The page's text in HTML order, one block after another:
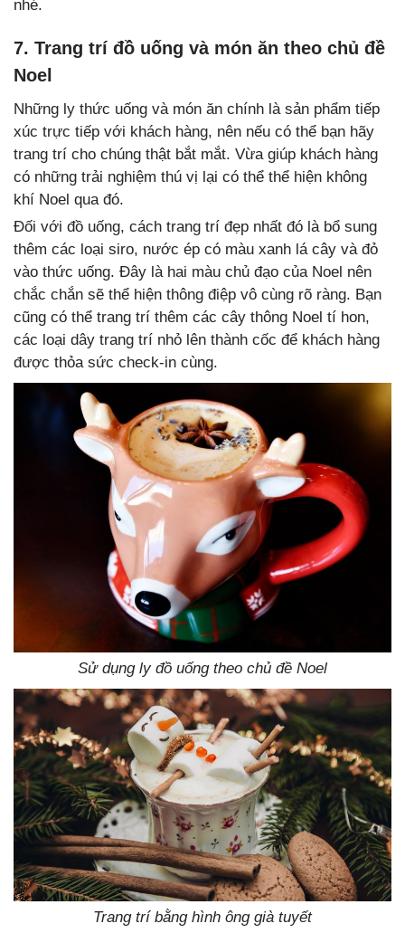
nhé.
7. Trang trí đồ uống và món ăn theo chủ đề
Noel
Những ly thức uống và món ăn chính là sản phẩm tiếp
xúc trực tiếp với khách hàng, nên nếu có thể bạn hãy
trang trí cho chúng thật bắt mắt. Vừa giúp khách hàng
có những trải nghiệm thú vị lại có thể thể hiện không
khí Noel qua đó.
Đối với đồ uống, cách trang trí đẹp nhất đó là bổ sung
thêm các loại siro, nước ép có màu xanh lá cây và đỏ
vào thức uống. Đây là hai màu chủ đạo của Noel nên
chắc chắn sẽ thể hiện thông điệp vô cùng rõ ràng. Bạn
cũng có thể trang trí thêm các cây thông Noel tí hon,
các loại dây trang trí nhỏ lên thành cốc để khách hàng
được thỏa sức check-in cùng.
Sử dụng ly đồ uống theo chủ đề Noel
Trang trí bằng hình ông già tuyết